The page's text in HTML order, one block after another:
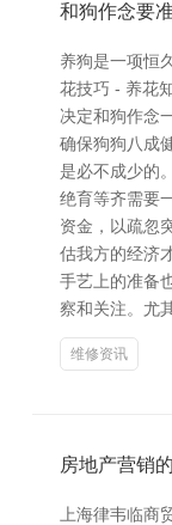
和狗作念要
养狗是一项恒
花技巧 - 养花
决定和狗作念
确保狗狗八成
是必不成少的
绝育等齐需要
资金，以疏忽
估我方的经济
手艺上的准备
察和关注。尤
维修资讯
房地产营销
上海律韦临商